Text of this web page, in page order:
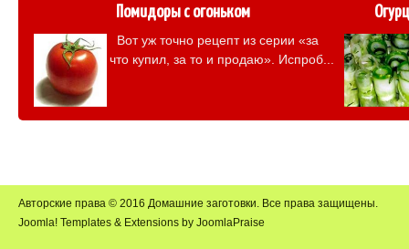
Помидоры с огоньком
Вот уж точно рецепт из серии «за
что купил, за то и продаю». Испроб...
Авторские права © 2016 Домашние заготовки. Все права защищены.
Joomla! Templates & Extensions by JoomlaPraise